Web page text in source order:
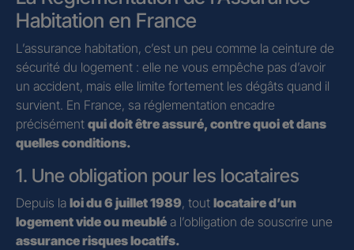
Habitation en France
L’assurance habitation, c’est un peu comme la ceinture de
sécurité du logement : elle ne vous empêche pas d’avoir
un accident, mais elle limite fortement les dégâts quand il
survient. En France, sa réglementation encadre
précisément qui doit être assuré, contre quoi et dans
quelles conditions.
1. Une obligation pour les locataires
Depuis la loi du 6 juillet 1989, tout locataire d’un
logement vide ou meublé a l’obligation de souscrire une
assurance risques locatifs.